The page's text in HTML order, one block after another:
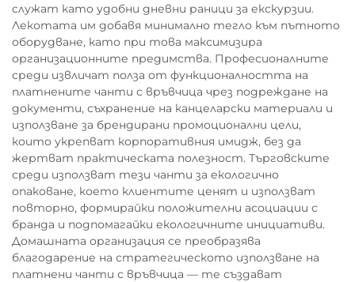
служат като удобни дневни раници за екскурзии.
Лекотата им добавя минимално тегло към пътното
оборудване, като при това максимизира
организационните предимства. Професионалните
среди извличат полза от функционалността на
платнените чанти с връвчица чрез подреждане на
документи, съхранение на канцеларски материали и
използване за брендирани промоционални цели,
които укрепват корпоративния имидж, без да
жертват практическата полезност. Търговските
среди използват тези чанти за екологично
опаковане, което клиентите ценят и използват
повторно, формирайки положителни асоциации с
бранда и подпомагайки екологичните инициативи.
Домашната организация се преобразява
благодарение на стратегическото използване на
платнени чанти с връвчица — те създават